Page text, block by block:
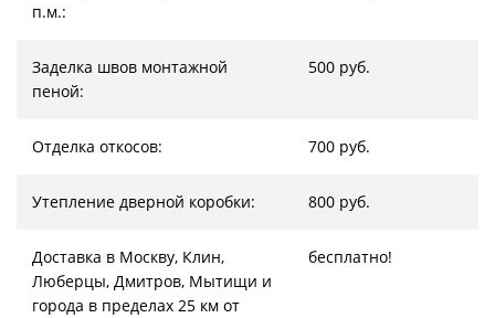
п.м.:
Заделка швов монтажной
пеной:
500 руб.
Отделка откосов: 700 руб.
Утепление дверной коробки: 800 руб.
Доставка в Москву, Клин,
Люберцы, Дмитров, Мытищи и
города в пределах 25 км от
бесплатно!